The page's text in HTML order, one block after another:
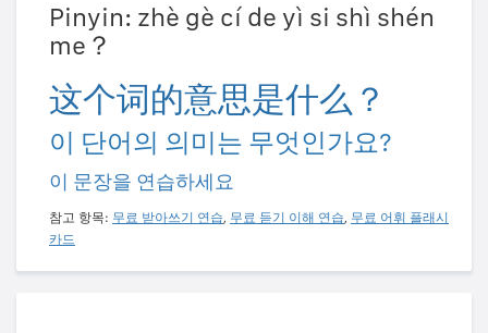
Pinyin: zhè gè cí de yì si shì shén
me？
这个词的意思是什么？
이 단어의 의미는 무엇인가요?
이 문장을 연습하세요
참고 항목: 무료 받아쓰기 연습, 무료 듣기 이해 연습, 무료 어휘 플래시
카드